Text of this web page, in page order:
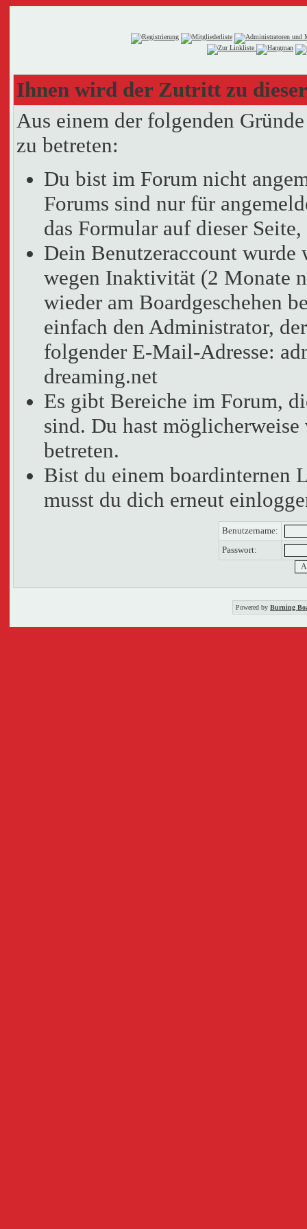
Ihnen wird der Zutritt zu
Aus einem der folgenden
zu betreten:
Du bist im Forum nicht
Forums sind nur für
das Formular auf dieser
Dein Benutzeraccount wurde
wegen Inaktivität (2 Monate
wieder am Boardgeschehen
einfach den Administrator,
folgender E-Mail-Adresse:
dreaming.net
Es gibt Bereiche im Forum,
sind. Du hast
betreten.
Bist du einem boardinternen
musst du dich erneut
Benutzername:
Passwort:
Powered by Burning